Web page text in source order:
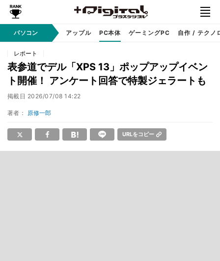
パソコンWindows アップル PC本体 ゲーミングPC 自作 / テクノ
レポート
表参道でデル「XPS 13」ポップアップイベン
ト開催！ アンケート回答で特製ジェラートも
掲載日 2026/07/08 14:22
著者： 原修一郎
URLをコピー